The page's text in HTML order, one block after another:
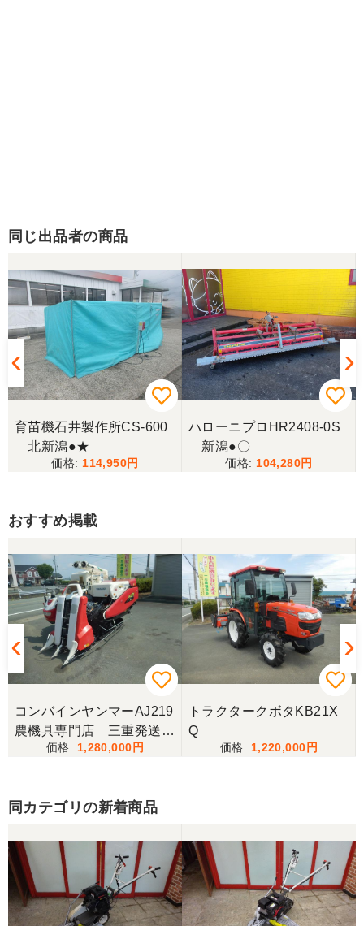
同じ出品者の商品
育苗機石井製作所CS-600
北新潟●★
114,950
ハローニプロHR2408-0S
新潟●〇
104,280
おすすめ掲載
コンバインヤンマーAJ219
農機具専門店 三重発送整
備済み
1,280,000
トラクタークボタKB21X
Q
1,220,000
同カテゴリの新着商品